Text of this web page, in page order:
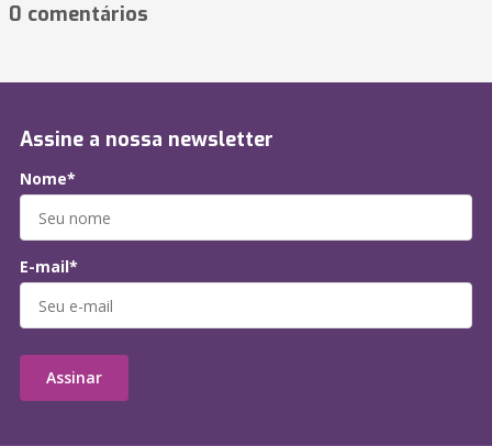
0 comentários
Assine a nossa newsletter
Nome*
E-mail*
Assinar